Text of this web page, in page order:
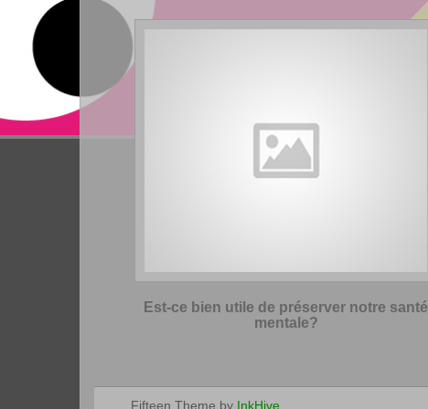
Est-ce bien utile de préserver notre santé
mentale?
Fifteen Theme by InkHive